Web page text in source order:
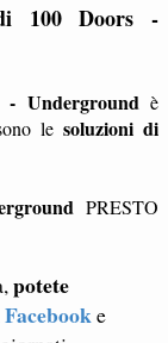
100 Doors -
- Underground è
le soluzioni di
PRESTO
potete
Facebooke